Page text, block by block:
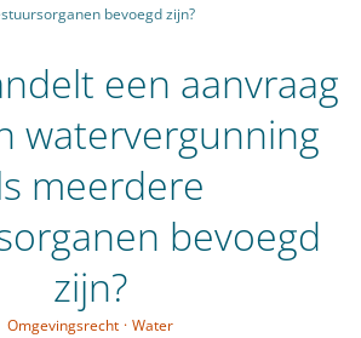
bevoegd zijn?
een aanvraag
watervergunning
meerdere
bevoegd
zijn?
Omgevingsrecht · Water